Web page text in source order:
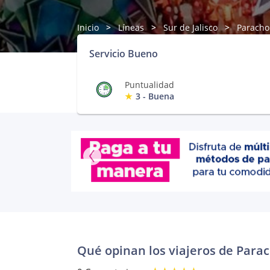
Inicio Líneas Sur de Jalisco
Servicio Bueno
Puntualidad
3 - Buena
Qué opinan los viajeros de